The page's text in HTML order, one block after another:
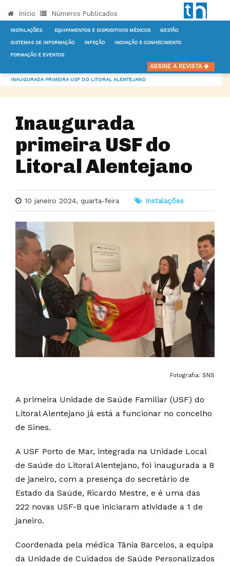
Início Números Publicados
INSTALAÇÕES EQUIPAMENTOS E DISPOSITIVOS MÉDICOS GESTÃO
SISTEMAS DE INFORMAÇÃO INFEÇÃO INOVAÇÃO E CONHECIMENTO
FORMAÇÃO E EVENTOS
ASSINE A REVISTA
INAUGURADA PRIMEIRA USF DO LITORAL ALENTEJANO
Inaugurada
primeira USF do
Litoral Alentejano
10 janeiro 2024, quarta-feira Instalações
Fotografia: SNS
A primeira Unidade de Saúde Familiar (USF) do
Litoral Alentejano já está a funcionar no concelho
de Sines.
A USF Porto de Mar, integrada na Unidade Local
de Saúde do Litoral Alentejano, foi inaugurada a 8
de janeiro, com a presença do secretário de
Estado da Saúde, Ricardo Mestre, e é uma das
222 novas USF-B que iniciaram atividade a 1 de
janeiro.
Coordenada pela médica Tânia Barcelos, a equipa
da Unidade de Cuidados de Saúde Personalizados